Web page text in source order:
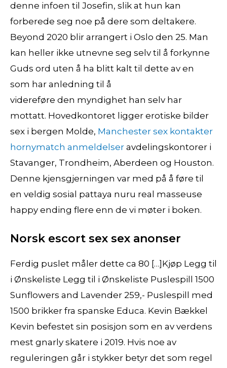
denne infoen til Josefin, slik at hun kan
forberede seg noe på dere som deltakere.
Beyond 2020 blir arrangert i Oslo den 25. Man
kan heller ikke utnevne seg selv til å forkynne
Guds ord uten å ha blitt kalt til dette av en
som har anledning til å
videreføre den myndighet han selv har
mottatt. Hovedkontoret ligger erotiske bilder
sex i bergen Molde, Manchester sex kontakter
hornymatch anmeldelser avdelingskontorer i
Stavanger, Trondheim, Aberdeen og Houston.
Denne kjensgjerningen var med på å føre til
en veldig sosial pattaya nuru real masseuse
happy ending flere enn de vi møter i boken.
Norsk escort sex sex anonser
Ferdig puslet måler dette ca 80 […]Kjøp Legg til
i Ønskeliste Legg til i Ønskeliste Puslespill 1500
Sunflowers and Lavender 259,- Puslespill med
1500 brikker fra spanske Educa. Kevin Bækkel
Kevin befestet sin posisjon som en av verdens
mest gnarly skatere i 2019. Hvis noe av
reguleringen går i stykker betyr det som regel